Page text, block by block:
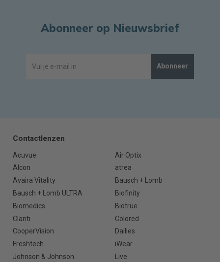
Abonneer op Nieuwsbrief
Abonneer
Contactlenzen
Acuvue
Air Optix
Alcon
atrea
Avaira Vitality
Bausch + Lomb
Bausch + Lomb ULTRA
Biofinity
Biomedics
Biotrue
Clariti
Colored
CooperVision
Dailies
Freshtech
iWear
Johnson & Johnson
Live